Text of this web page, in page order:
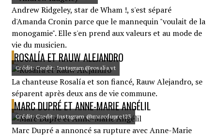
Andrew Ridgeley, star de Wham !, s'est séparé
d'Amanda Cronin parce que le mannequin "voulait de la
monogamie". Elle s'en prend aux valeurs et au mode de
vie du musicien.
ROSALÍA ET RAUW ALEJANDRO
Crédit: Credit: Instagram@rosalia.vt
La chanteuse Rosalía et son fiancé, Rauw Alejandro, se
séparent après deux ans de vie commune.
MARC DUPRÉ ET ANNE-MARIE ANGÉLIL
Crédit: Credit: Instagram @marcdupre123
Marc Dupré a annoncé sa rupture avec Anne-Marie